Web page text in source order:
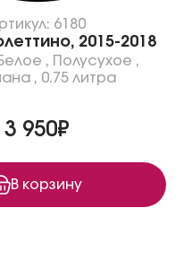
6180
2015-2018
, Полусухое ,
, 0.75 литра
3 950₽
В корзину